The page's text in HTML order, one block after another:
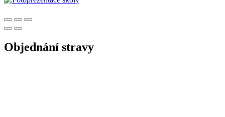
Objednání stravy